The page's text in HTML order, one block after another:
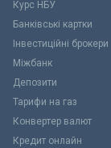
Курс НБУ
Банківські картки
Інвестиційні брокери
Міжбанк
Депозити
Тарифи на газ
Конвертер валют
Кредит онлайн